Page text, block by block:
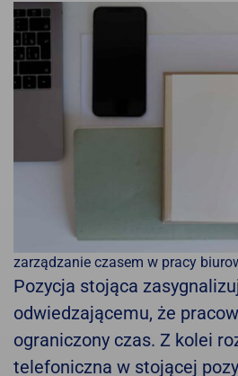
zarządzanie czasem w pracy
Pozycja stojąca
odwiedzającemu, że
ograniczony czas. Z kolei
telefoniczna w stojącej